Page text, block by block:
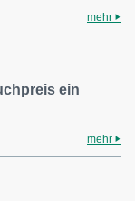
mehr
ein
mehr